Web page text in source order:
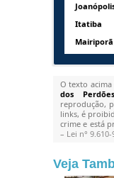
Itatiba
Mairiporã
O texto acima
dos
reprodução,
links, é
crime e está
– Lei n°
Veja